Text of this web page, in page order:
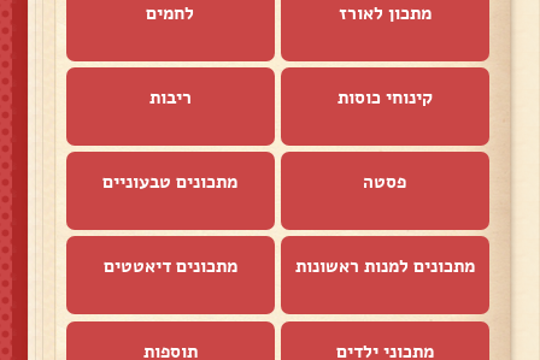
מתכון לאורז לחמים
קינוחי כוסות ריבות
פסטה מתכונים טבעוניים
מתכונים למנות ראשונות מתכונים דיאטטים
מתכוני ילדים תוספות